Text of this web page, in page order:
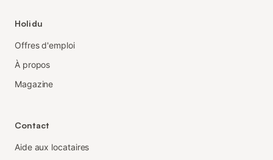
Holidu
Offres d'emploi
À propos
Magazine
Contact
Aide aux locataires